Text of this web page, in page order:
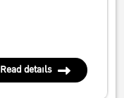
Read details